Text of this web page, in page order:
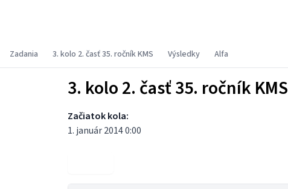
Zadania 3. kolo 2. časť 35. ročník KMS Výsledky Alfa
3. kolo 2. časť 35. ročník KMS
Začiatok kola:
1. január 2014 0:00